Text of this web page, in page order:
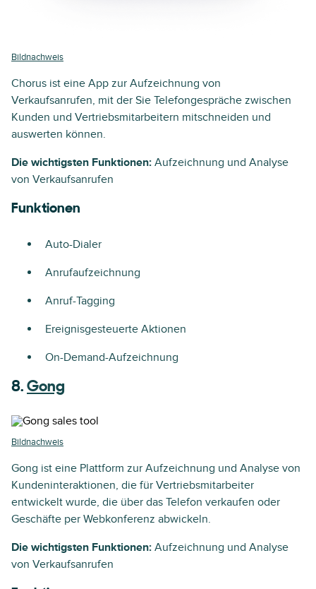
Bildnachweis
Chorus ist eine App zur Aufzeichnung von
Verkaufsanrufen, mit der Sie Telefongespräche zwischen
Kunden und Vertriebsmitarbeitern mitschneiden und
auswerten können.
Die wichtigsten Funktionen: Aufzeichnung und Analyse
von Verkaufsanrufen
Funktionen
Auto-Dialer
Anrufaufzeichnung
Anruf-Tagging
Ereignisgesteuerte Aktionen
On-Demand-Aufzeichnung
8. Gong
Bildnachweis
Gong ist eine Plattform zur Aufzeichnung und Analyse von
Kundeninteraktionen, die für Vertriebsmitarbeiter
entwickelt wurde, die über das Telefon verkaufen oder
Geschäfte per Webkonferenz abwickeln.
Die wichtigsten Funktionen: Aufzeichnung und Analyse
von Verkaufsanrufen